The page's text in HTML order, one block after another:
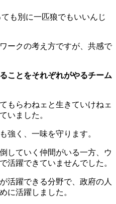
も別に一匹狼でもいいんじ
ークの考え方ですが、共感で
ことをそれぞれがやるチーム
もらわねェと生きていけねェ
いました。
強く、一味を守ります。
していく仲間がいる一方、ウ
活躍できていませんでした。
活躍できる分野で、政府の人
に活躍しました。